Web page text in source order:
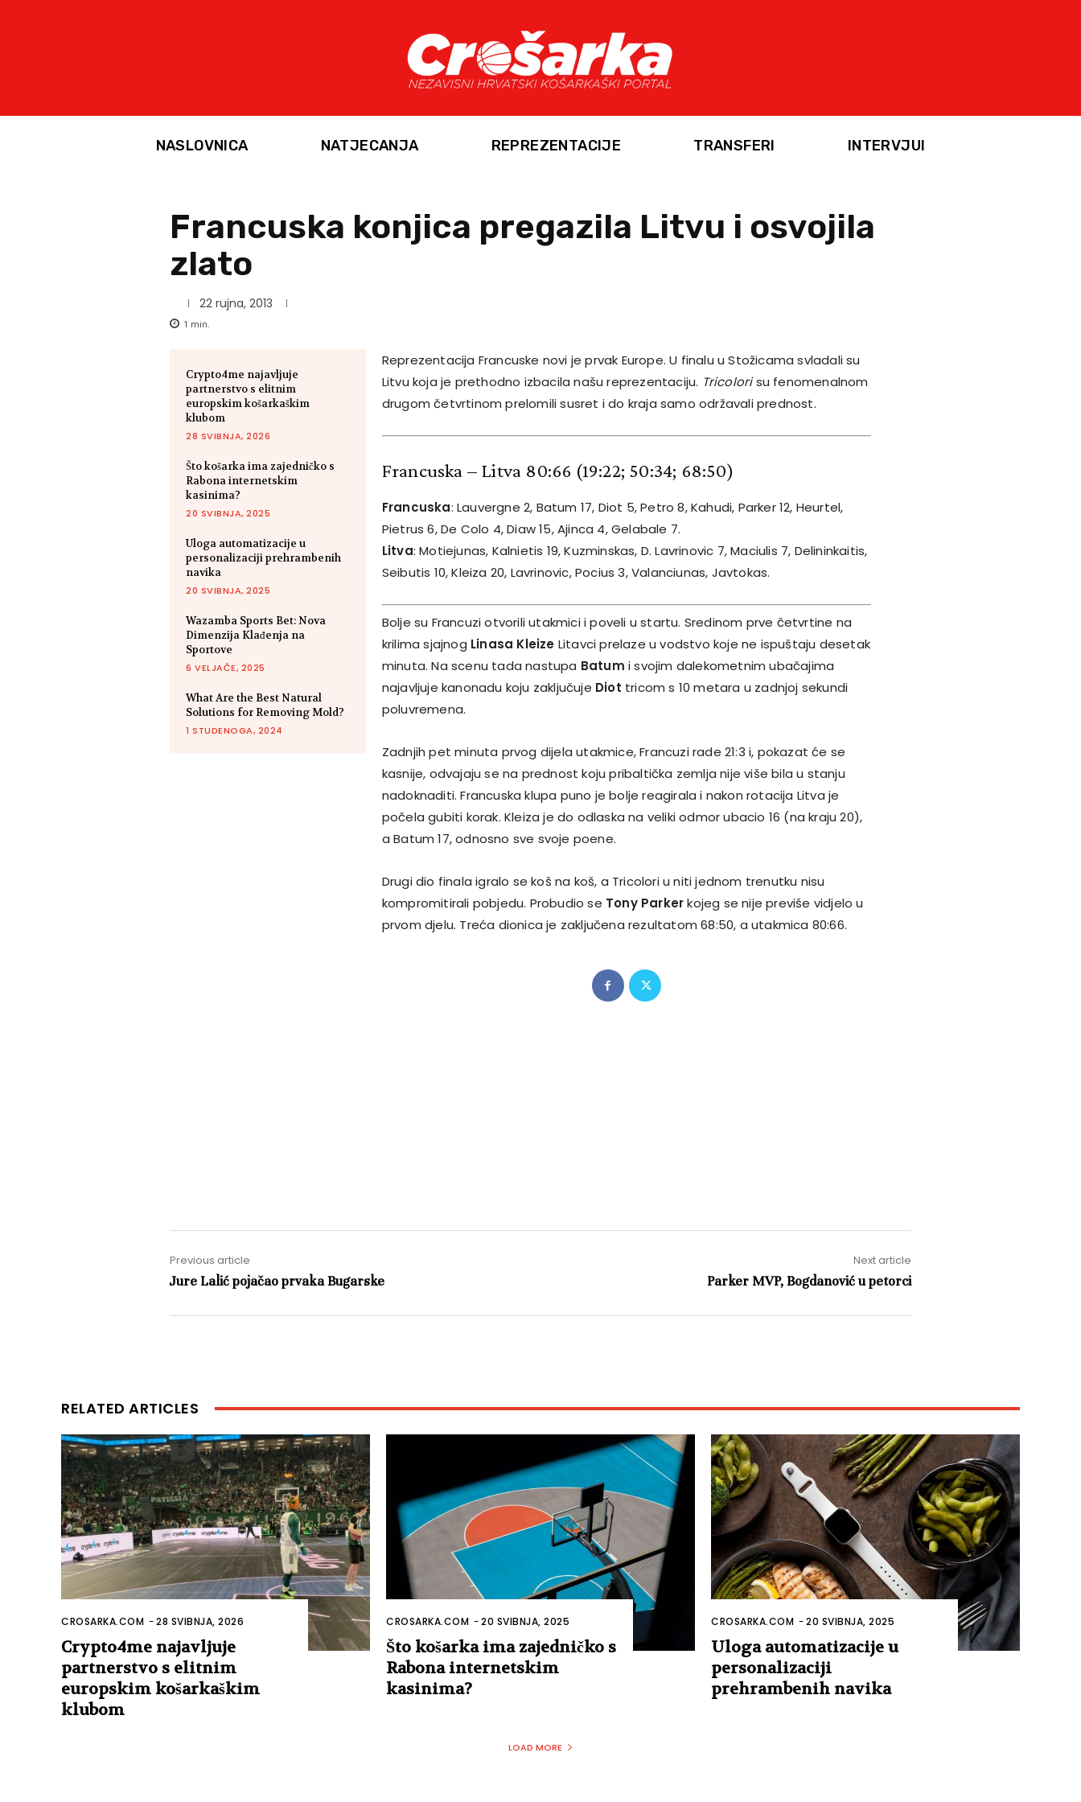
NASLOVNICA NATJECANJA REPREZENTACIJE TRANSFERI INTERVJUI
Francuska konjica pregazila Litvu i osvojila
zlato
22 rujna, 2013
1 min.
Crypto4me najavljuje
partnerstvo s elitnim
europskim košarkaškim
klubom
28 SVIBNJA, 2026
Što košarka ima zajedničko s
Rabona internetskim
kasinima?
20 SVIBNJA, 2025
Uloga automatizacije u
personalizaciji prehrambenih
navika
20 SVIBNJA, 2025
Wazamba Sports Bet: Nova
Dimenzija Klađenja na
Sportove
6 VELJAČE, 2025
What Are the Best Natural
Solutions for Removing Mold?
1 STUDENOGA, 2024
Reprezentacija Francuske novi je prvak Europe. U finalu u Stožicama svladali su
Litvu koja je prethodno izbacila našu reprezentaciju. Tricolorisu fenomenalnom
drugom četvrtinom prelomili susret i do kraja samo održavali prednost.
Francuska – Litva 80:66 (19:22; 50:34; 68:50)
Francuska: Lauvergne 2, Batum 17, Diot 5, Petro 8, Kahudi, Parker 12, Heurtel,
Pietrus 6, De Colo 4, Diaw 15, Ajinca 4, Gelabale 7.
Litva: Motiejunas, Kalnietis 19, Kuzminskas, D. Lavrinovic 7, Maciulis 7, Delininkaitis,
Seibutis 10, Kleiza 20, Lavrinovic, Pocius 3, Valanciunas, Javtokas.
Bolje su Francuzi otvorili utakmici i poveli u startu. Sredinom prve četvrtine na
krilima sjajnog Linasa Kleize Litavci prelaze u vodstvo koje ne ispuštaju desetak
minuta. Na scenu tada nastupa Batum i svojim dalekometnim ubačajima
najavljuje kanonadu koju zaključuje Diot tricom s 10 metara u zadnjoj sekundi
poluvremena.
Zadnjih pet minuta prvog dijela utakmice, Francuzi rade 21:3 i, pokazat će se
kasnije, odvajaju se na prednost koju pribaltička zemlja nije više bila u stanju
nadoknaditi. Francuska klupa puno je bolje reagirala i nakon rotacija Litva je
počela gubiti korak. Kleiza je do odlaska na veliki odmor ubacio 16 (na kraju 20),
a Batum 17, odnosno sve svoje poene.
Drugi dio finala igralo se koš na koš, a Tricolori u niti jednom trenutku nisu
kompromitirali pobjedu. Probudio se Tony Parkerkojeg se nije previše vidjelo u
prvom djelu. Treća dionica je zaključena rezultatom 68:50, a utakmica 80:66.
Previous article
Jure Lalić pojačao prvaka Bugarske
Next article
Parker MVP, Bogdanović u petorci
RELATED ARTICLES
CROSARKA.COM -28 SVIBNJA, 2026
Crypto4me najavljuje
partnerstvo s elitnim
europskim košarkaškim
klubom
CROSARKA.COM -20 SVIBNJA, 2025
Što košarka ima zajedničko s
Rabona internetskim
kasinima?
CROSARKA.COM -20 SVIBNJA, 2025
Uloga automatizacije u
personalizaciji
prehrambenih navika
LOAD MORE